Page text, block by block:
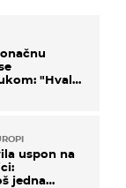
"Hvala
uspon na
jedna